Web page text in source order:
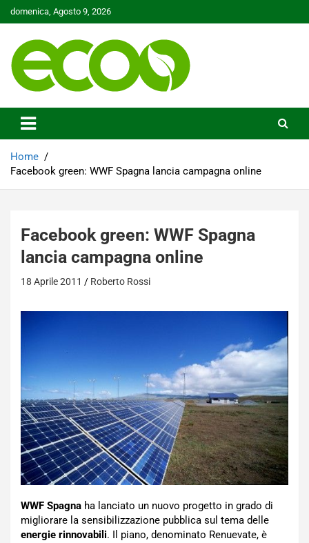
Skip
to
domenica, Agosto 9, 2026
Ecoo.it
Home
Facebook green: WWF Spagna lancia campagna online
Facebook green: WWF Spagna
lancia campagna online
18 Aprile 2011 Roberto Rossi
WWF Spagna ha lanciato un nuovo progetto in grado di
migliorare la sensibilizzazione pubblica sul tema delle
energie rinnovabili. Il piano, denominato Renuevate, è